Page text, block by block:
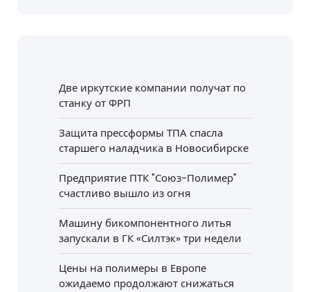
Две иркутские компании получат по
станку от ФРП
Защита прессформы ТПА спасла
старшего наладчика в Новосибирске
Предприятие ПТК "Союз-Полимер"
счастливо вышло из огня
Машину бикомпонентного литья
запускали в ГК «Силтэк» три недели
Цены на полимеры в Европе
ожидаемо продолжают снижаться